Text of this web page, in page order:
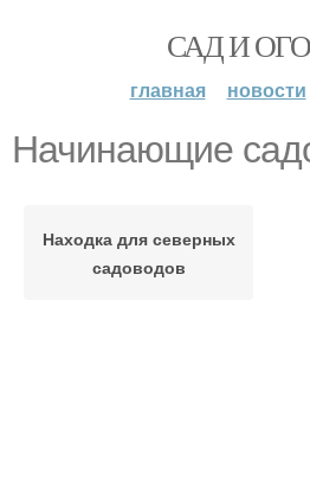
САД И
главная новости
Начинающие
Находка для северных
садоводов